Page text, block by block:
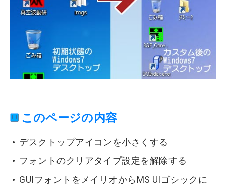
このページの内容
デスクトップアイコンを小さくする
フォントのクリアタイプ設定を解除する
GUIフォントをメイリオからMS UIゴシックに